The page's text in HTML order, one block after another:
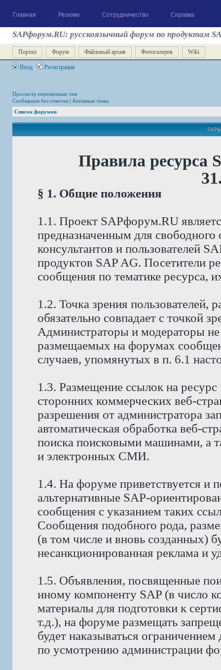
Главная Резюме Сотрудничество Справка
SAPфорум.RU: русскоязычный форум по продуктам
Портал Форум Файловый архив Фотогалерея Wiki
Вход Регистрация
Просмотр нерешенных тем
Сообщения без ответов | Активные темы
Список форумов
Правила ресурса
§ 1. Общие положения
1.1. Проект SAPфорум.RU
предназначенным для
консультантов и пользователей
продуктов SAP AG. Посетители
сообщения по тематике ресурса,
1.2. Точка зрения
обязательно совпадает с точкой
Администраторы и модераторы не
размещаемых на форумах
случаев, упомянутых в п. 6.1
1.3. Размещение ссылок на
сторонних коммерческих веб-
разрешения от администратора
автоматическая обработка веб-
поиска поисковыми машинами, а
и электронных СМИ.
1.4. На форуме приветствуется и
альтернативные SAP-
сообщения с указанием таких
Сообщения подобного рода,
(в том числе и вновь созданных)
несанкционированная реклама и
1.5. Объявления, посвященные
иному компоненту SAP (в число
материалы для подготовки к
т.д.), на форуме размещать
будет наказываться
по усмотрению администрации